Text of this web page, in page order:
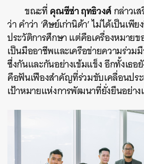
ขณะที่คุณซีซ่า ฤทธิวงศ์กล่าวเ
ว่า คำว่า ‘ศิษย์เก่านิด้า’ ไม่ได้เป็นเพี
ประวัติการศึกษา แต่คือเครื่องหมาย
เป็นมืออาชีพและเครือข่ายความร่ว
ซึ่งกันและกันอย่างเข้มแข็ง อีกทั้งเธอยั
คือฟันเฟืองสำคัญที่ร่วมขับเคลื่อนปร
เป้าหมายแห่งการพัฒนาที่ยั่งยืนอย่าง